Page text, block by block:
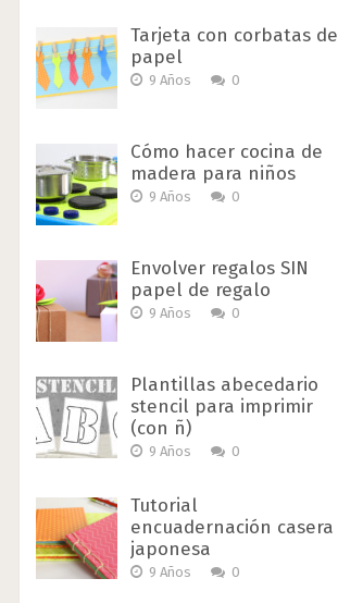
Tarjeta con corbatas de
papel
9 Años 0
Cómo hacer cocina de
madera para niños
9 Años 0
Envolver regalos SIN
papel de regalo
9 Años 0
Plantillas abecedario
stencil para imprimir
(con ñ)
9 Años 0
Tutorial
encuadernación casera
japonesa
9 Años 0